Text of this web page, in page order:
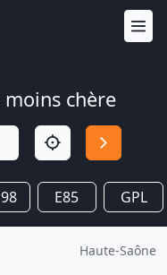
chère
E85 GPL
Haute-Saône